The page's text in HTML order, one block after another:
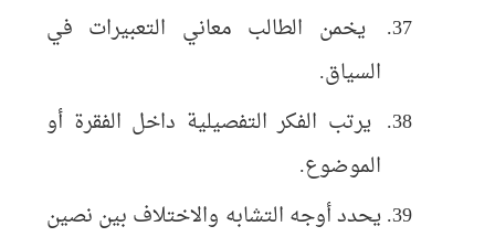
يخمن الطالب معاني التعبيرات في
السياق.
يرتب الفكر التفصيلية داخل الفقرة أو
الموضوع.
يحدد أوجه التشابه والاختلاف بين نصين